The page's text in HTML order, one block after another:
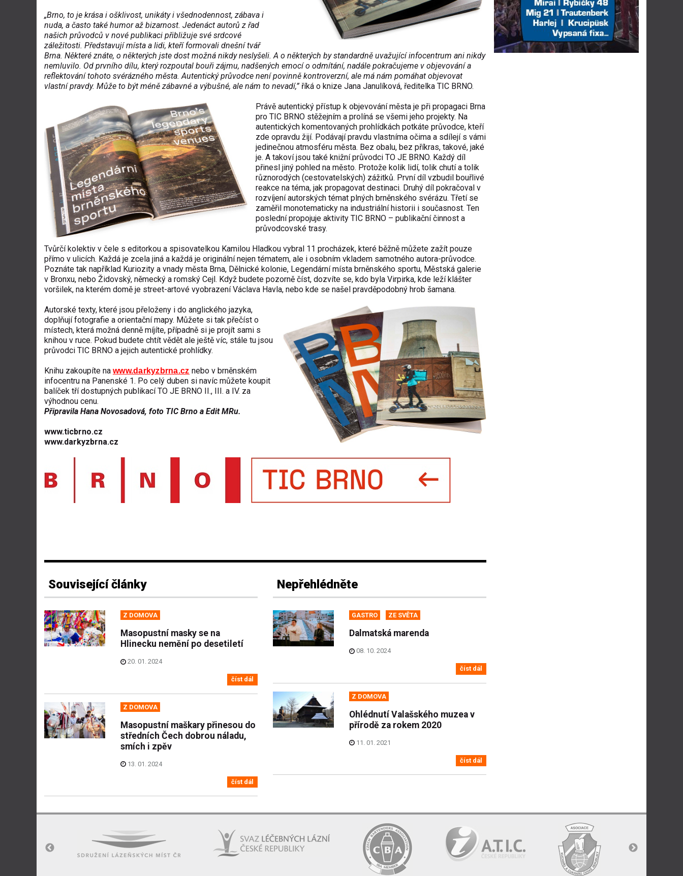
„Brno, to je krása i ošklivost, unikáty i všednodennost, zábava i
nuda, a často také humor až bizarnost. Jedenáct autorů z řad
našich průvodců v nové publikaci přibližuje své srdcové
záležitosti. Představují místa a lidi, kteří formovali dnešní tvář
Brna. Některé znáte, o některých jste dost možná nikdy neslyšeli. A o některých by standardně uvažující infocentrum ani nikdy
nemluvilo. Od prvního dílu, který rozpoutal bouři zájmu, nadšených emocí o odmítání, nadále pokračujeme v objevování a
reflektování tohoto svérázného města. Autentický průvodce není povinně kontroverzní, ale má nám pomáhat objevovat
vlastní pravdy. Může to být méně zábavné a výbušné, ale nám to nevadí,” říká o knize Jana Janulíková, ředitelka TIC BRNO.
Právě autentický přístup k objevování města je při propagaci Brna
pro TIC BRNO stěžejním a prolíná se všemi jeho projekty. Na
autentických komentovaných prohlídkách potkáte průvodce, kteří
zde opravdu žijí. Podávají pravdu vlastníma očima a sdílejí s vámi
jedinečnou atmosféru města. Bez obalu, bez příkras, takové, jaké
je. A takoví jsou také knižní průvodci TO JE BRNO. Každý díl
přinesl jiný pohled na město. Protože kolik lidí, tolik chutí a tolik
různorodých (cestovatelských) zážitků. První díl vzbudil bouřlivé
reakce na téma, jak propagovat destinaci. Druhý díl pokračoval v
rozvíjení autorských témat plných brněnského svérázu. Třetí se
zaměřil monotematicky na industriální historii i současnost. Ten
poslední propojuje aktivity TIC BRNO – publikační činnost a
průvodcovské trasy.
Tvůrčí kolektiv v čele s editorkou a spisovatelkou Kamilou Hladkou vybral 11 procházek, které běžně můžete zažít pouze
přímo v ulicích. Každá je zcela jiná a každá je originální nejen tématem, ale i osobním vkladem samotného autora-průvodce.
Poznáte tak například Kuriozity a vnady města Brna, Dělnické kolonie, Legendární místa brněnského sportu, Městská galerie
v Bronxu, nebo Židovský, německý a romský Cejl. Když budete pozorně číst, dozvíte se, kdo byla Virpirka, kde leží klášter
voršilek, na kterém domě je street-artové vyobrazení Václava Havla, nebo kde se našel pravděpodobný hrob šamana.
Autorské texty, které jsou přeloženy i do anglického jazyka,
doplňují fotografie a orientační mapy. Můžete si tak přečíst o
místech, která možná denně míjíte, případně si je projít sami s
knihou v ruce. Pokud budete chtít vědět ale ještě víc, stále tu jsou
průvodci TIC BRNO a jejich autentické prohlídky.
Knihu zakoupíte na www.darkyzbrna.cz nebo v brněnském
infocentru na Panenské 1. Po celý duben si navíc můžete koupit
balíček tří dostupných publikací TO JE BRNO II., III. a IV. za
výhodnou cenu.
Připravila Hana Novosadová, foto TIC Brno a Edit MRu.
www.ticbrno.cz
www.darkyzbrna.cz
Související články
Z DOMOVA
Masopustní masky se na
Hlinecku nemění po desetiletí
20. 01. 2024
číst dál
Z DOMOVA
Masopustní maškary přinesou do
středních Čech dobrou náladu,
smích i zpěv
13. 01. 2024
číst dál
Nepřehlédněte
GASTRO ZE SVĚTA
Dalmatská marenda
08. 10. 2024
číst dál
Z DOMOVA
Ohlédnutí Valašského muzea v
přírodě za rokem 2020
11. 01. 2021
číst dál